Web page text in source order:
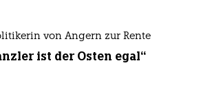
von Angern zur Rente
ist der Osten egal“